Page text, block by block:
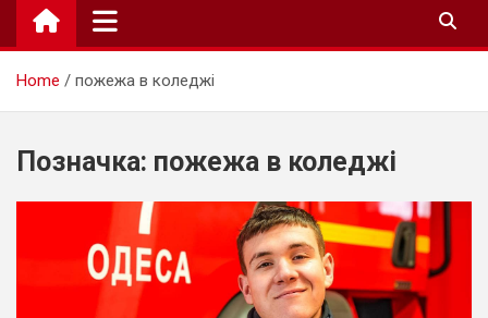
Home пожежа в коледжі
Позначка: пожежа в коледжі